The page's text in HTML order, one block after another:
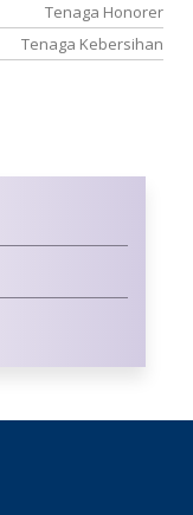
Tenaga Honorer
Tenaga Kebersihan